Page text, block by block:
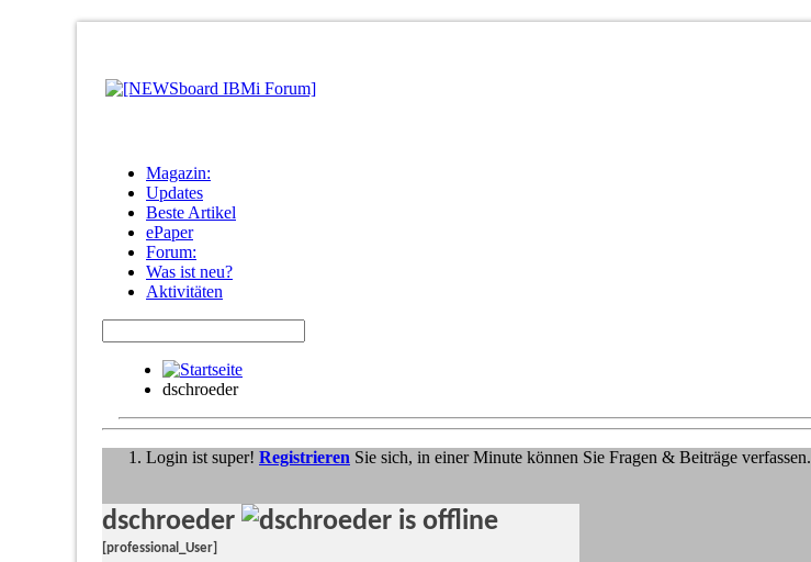
Magazin:
Updates
Beste Artikel
ePaper
Forum:
Was ist neu?
Aktivitäten
dschroeder
Login ist super! Registrieren Sie sich, in einer Minute können Sie Fragen & Beiträge verfassen.
dschroeder
[professional_User]